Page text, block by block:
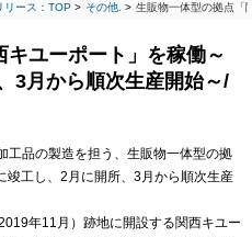
リース：TOP その他. 生販物一体型の拠点「
ユーポート」を稼働～
3月から順次生産開始～/
工品の製造を担う、生販物一体型の拠
竣工し、2月に開所、3月から順次生産
年11月）跡地に開設する関西キユー